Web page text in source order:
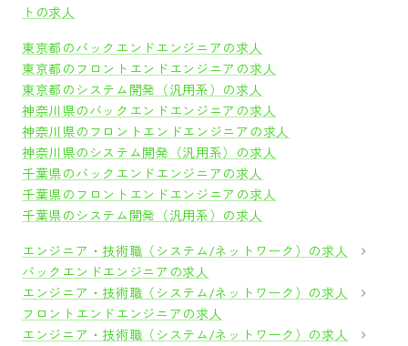
トの求人
東京都のバックエンドエンジニアの求人
東京都のフロントエンドエンジニアの求人
東京都のシステム開発（汎用系）の求人
神奈川県のバックエンドエンジニアの求人
神奈川県のフロントエンドエンジニアの求人
神奈川県のシステム開発（汎用系）の求人
千葉県のバックエンドエンジニアの求人
千葉県のフロントエンドエンジニアの求人
千葉県のシステム開発（汎用系）の求人
エンジニア・技術職（システム/ネットワーク）の求人
バックエンドエンジニアの求人
エンジニア・技術職（システム/ネットワーク）の求人
フロントエンドエンジニアの求人
エンジニア・技術職（システム/ネットワーク）の求人